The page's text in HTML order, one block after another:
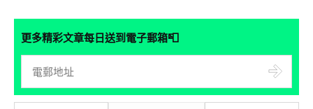
更多精彩文章每日送到電子郵箱📮